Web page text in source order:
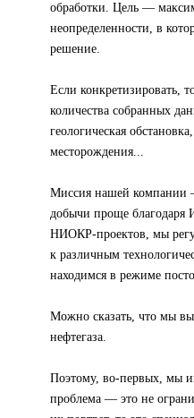
обработки. Цель —
неопределенности, в
решение.
Если конкретизировать,
количества собранных
геологическая
месторождения...
Миссия нашей компании
добычи проще благодаря
НИОКР-проектов, мы
к различным
находимся в режиме
Можно сказать, что мы
нефтегаза.
Поэтому, во-первых, мы
проблема — это не